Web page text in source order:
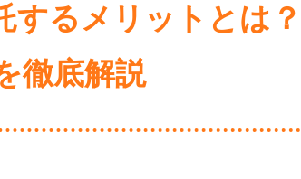
るメリットとは
徹底解説